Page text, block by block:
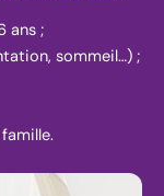
ans ;
sommeil…) ;